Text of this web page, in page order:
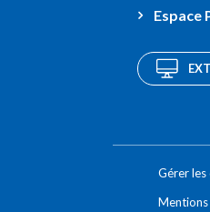
Espace
Gérer les
Mentions